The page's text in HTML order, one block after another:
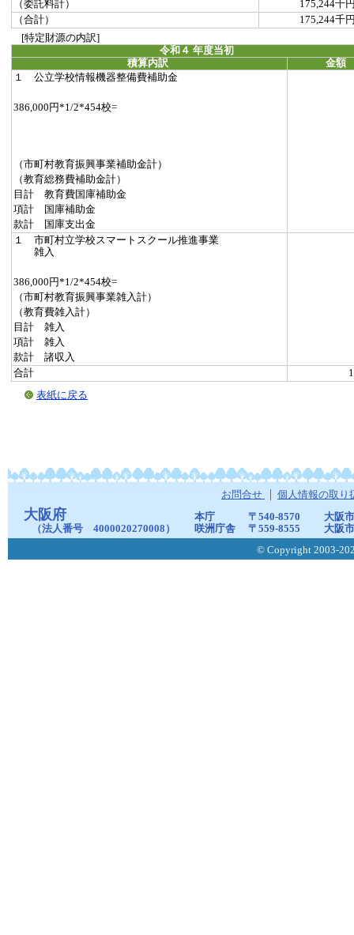
（委託料計）
175,244千
（合計）
175,244千
[特定財源の内訳]
令和４ 年度当初
積算内訳
金額
１ 公立学校情報機器整備費補助金
386,000円*1/2*454校=
（市町村教育振興事業補助金計）
（教育総務費補助金計）
目計 教育費国庫補助金
項計 国庫補助金
款計 国庫支出金
１ 市町村立学校スマートスクール推進事業
雑入
386,000円*1/2*454校=
（市町村教育振興事業雑入計）
（教育費雑入計）
目計 雑入
項計 雑入
款計 諸収入
合計
表紙に戻る
お問合せ 個人情報の取り
大阪府
（法人番号 4000020270008）
本庁 〒540-8570
大阪
咲洲庁舎
〒559-8555
大阪
© Copyright 2003-